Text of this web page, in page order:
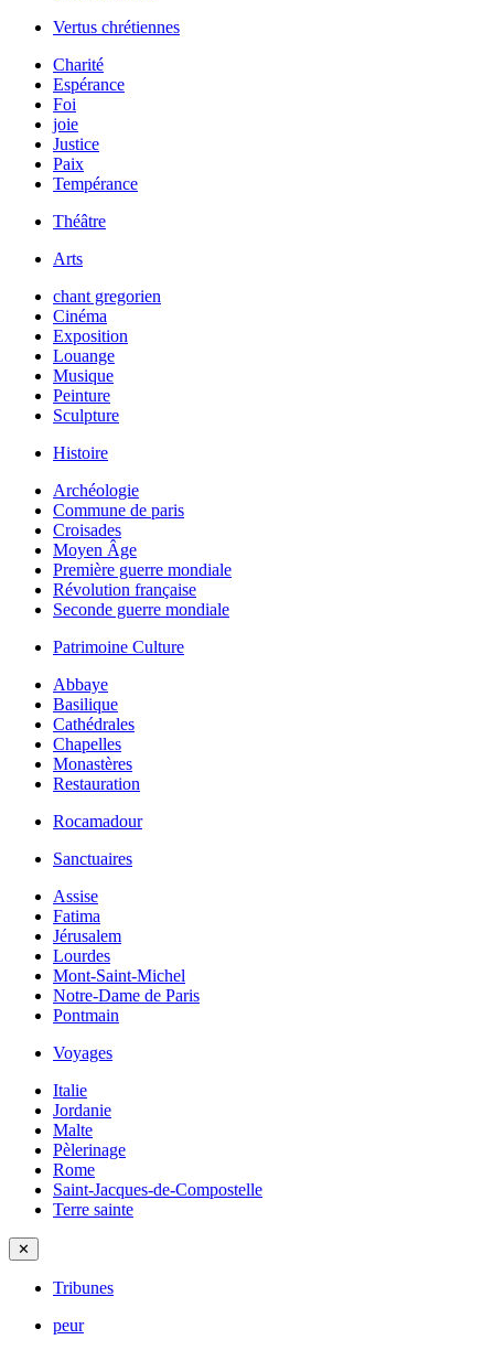
Vertus chrétiennes
Charité
Espérance
Foi
joie
Justice
Paix
Tempérance
Théâtre
Arts
chant gregorien
Cinéma
Exposition
Louange
Musique
Peinture
Sculpture
Histoire
Archéologie
Commune de paris
Croisades
Moyen Âge
Première guerre mondiale
Révolution française
Seconde guerre mondiale
Patrimoine Culture
Abbaye
Basilique
Cathédrales
Chapelles
Monastères
Restauration
Rocamadour
Sanctuaires
Assise
Fatima
Jérusalem
Lourdes
Mont-Saint-Michel
Notre-Dame de Paris
Pontmain
Voyages
Italie
Jordanie
Malte
Pèlerinage
Rome
Saint-Jacques-de-Compostelle
Terre sainte
✕
Tribunes
peur